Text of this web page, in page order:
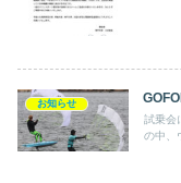
お知らせ
試乗会
の中、